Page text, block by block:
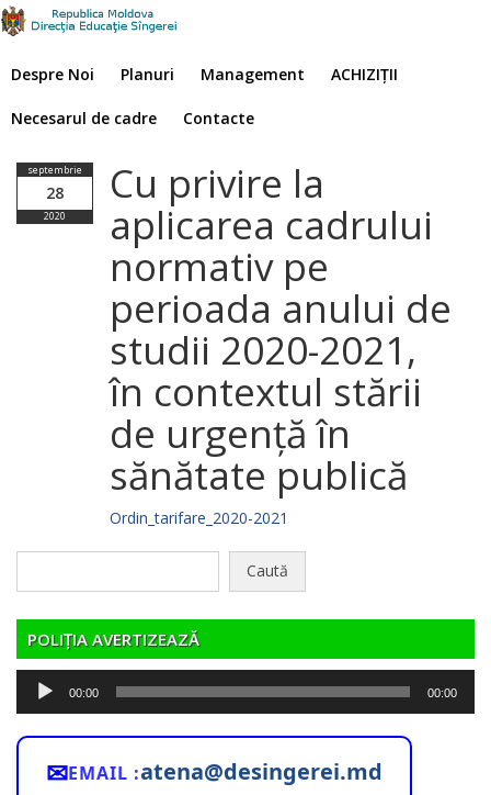
Despre Noi Planuri Management ACHIZIȚII
Necesarul de cadre Contacte
septembrie
28
2020
Cu privire la
aplicarea cadrului
normativ pe
perioada anului de
studii 2020-2021,
în contextul stării
de urgență în
sănătate publică
Ordin_tarifare_2020-2021
POLIȚIA AVERTIZEAZĂ
Player
audio
00:00 00:00
✉EMAIL :atena@desingerei.md